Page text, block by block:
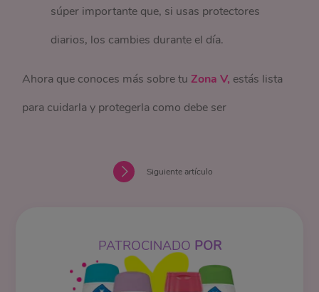
súper importante que, si usas protectores
diarios, los cambies durante el día.
Ahora que conoces más sobre tu Zona V, estás lista
para cuidarla y protegerla como debe ser
Siguiente artículo
PATROCINADO POR